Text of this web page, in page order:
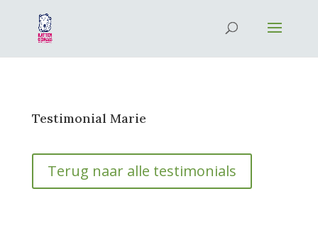
Testimonial Marie
Terug naar alle testimonials